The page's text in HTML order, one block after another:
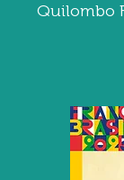
Quilombo